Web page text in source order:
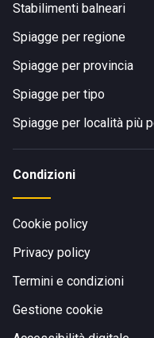
Stabilimenti balneari
Spiagge per regione
Spiagge per provincia
Spiagge per tipo
Spiagge per località più
Condizioni
Cookie policy
Privacy policy
Termini e condizioni
Gestione cookie